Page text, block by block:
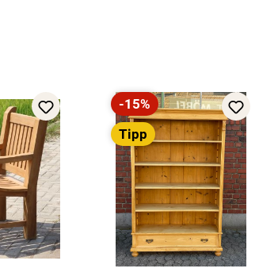
Rabatt
-15%
Tipp